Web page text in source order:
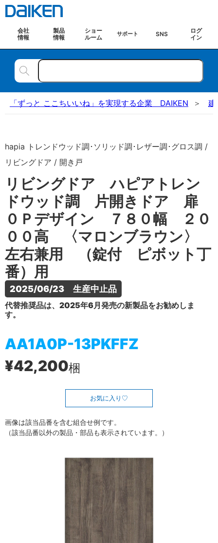
会社
情報
製品
情報
ショー
ルーム
サポート SNS
ログ
イン
「ずっと ここちいいね」を実現する企業 DAIKEN 建
hapia トレンドウッド調･ソリッド調･レザー調･グロス調 /
リビングドア / 開き戸
リビングドア ハピアトレン
ドウッド調 片開きドア 扉
０Ｐデザイン ７８０幅 ２０
００高 〈マロンブラウン〉
左右兼用 （錠付 ピボット丁
番）用
2025/06/23　生産中止品
代替推奨品は、2025年6月発売の新製品をお勧めしま
す。
AA1A0P-13PKFFZ
¥42,200梱
お気に入り
画像は該当品番を含む組合せ例です。
（該当品番以外の製品・部品も表示されています。）